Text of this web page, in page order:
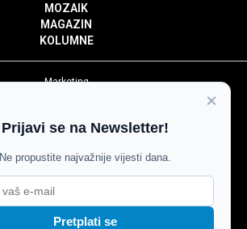
MOZAIK
MAGAZIN
KOLUMNE
Marketing
Impressum
Pravila komentiranja
Agroglas
×
Prijavi se na Newsletter!
Ne propustite najvažnije vijesti dana.
Pretplati se